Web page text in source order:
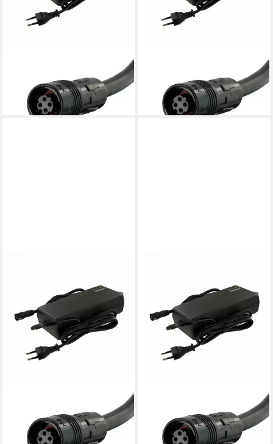
Batterie-Ladegerät
159,85 €
lieferbar - in 3-4 Werktagen bei dir
Batterie-Ladegerät
159,85 €
lieferbar - in 3-4 Werktagen bei dir
Batterie-Ladegerät
159,85 €
lieferbar - in 3-4 Werktagen bei dir
Batterie-Ladegerät
159,85 €
lieferbar - in 3-4 Werktagen bei dir